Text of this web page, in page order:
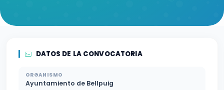
DATOS DE LA CONVOCATORIA
ORGANISMO
Ayuntamiento de Bellpuig